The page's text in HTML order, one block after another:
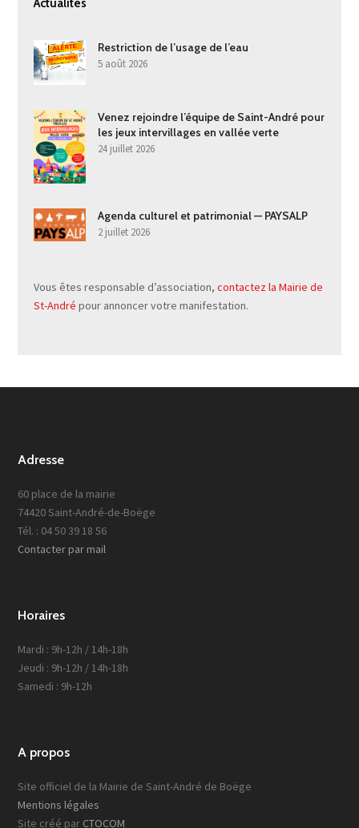
Restriction de l’usage de l’eau
5 août 2026
Venez rejoindre l’équipe de Saint-André pour
les jeux intervillages en vallée verte
24 juillet 2026
Agenda culturel et patrimonial — PAYSALP
2 juillet 2026
Vous êtes responsable d’association,contactez la Mairie de
St-André pour annoncer votre manifestation.
Adresse
60 place de la mairie
74420 Saint-André-de-Boëge
Tél. : 04 50 39 18 56
Contacter par mail
Horaires
Mardi : 9h-12h / 14h-18h
Jeudi : 9h-12h / 14h-18h
Samedi : 9h-12h
A propos
Site officiel de la Mairie de Saint-André de Boëge
Mentions légales
Site créé par CTOCOM